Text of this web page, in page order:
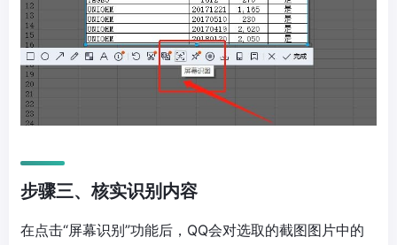
步骤三、核实识别内容
在点击“屏幕识别”功能后，QQ会对选取的截图图片中的